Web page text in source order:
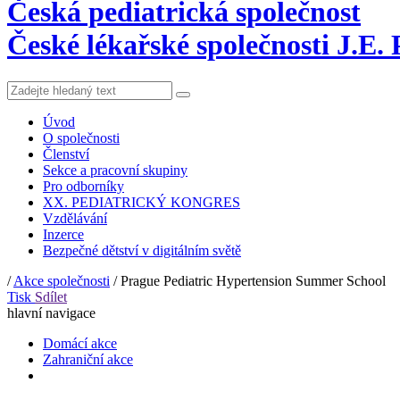
Česká pediatrická společnost
České lékařské společnosti J.E.
Úvod
O společnosti
Členství
Sekce a pracovní skupiny
Pro odborníky
XX. PEDIATRICKÝ KONGRES
Vzdělávání
Inzerce
Bezpečné dětství v digitálním světě
/Akce společnosti /Prague Pediatric Hypertension Summer School
Tisk Sdílet
hlavní navigace
Domácí akce
Zahraniční akce